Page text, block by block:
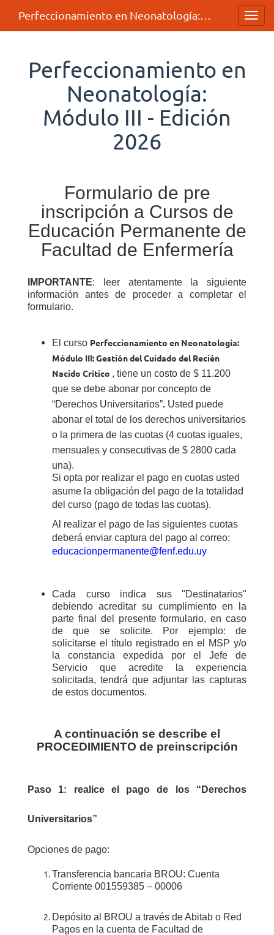
Perfeccionamiento en
Neonatología:
Módulo III - Edición
2026
Formulario de pre
inscripción a Cursos de
Educación Permanente de
Facultad de Enfermería
IMPORTANTE: leer atentamente la siguiente
información antes de proceder a completar el
formulario.
El curso Perfeccionamiento en Neonatología:
Módulo III: Gestión del Cuidado del Recién
Nacido Crítico , tiene un costo de $ 11.200
que se debe abonar por concepto de
“Derechos Universitarios”. Usted puede
abonar el total de los derechos universitarios
o la primera de las cuotas (4 cuotas iguales,
mensuales y consecutivas de $ 2800 cada
una).
Si opta por realizar el pago en cuotas usted
asume la obligación del pago de la totalidad
del curso (pago de todas las cuotas).
Al realizar el pago de las siguientes cuotas
deberá enviar captura del pago al correo:
educacionpermanente@fenf.edu.uy
Cada curso indica sus "Destinatarios"
debiendo acreditar su cumplimiento en la
parte final del presente formulario, en caso
de que se solicite. Por ejemplo: de
solicitarse el título registrado en el MSP y/o
la constancia expedida por el Jefe de
Servicio que acredite la experiencia
solicitada, tendrá que adjuntar las capturas
de estos documentos.
A continuación se describe el
PROCEDIMIENTO de preinscripción
Paso 1: realice el pago de los “Derechos
Universitarios”
Opciones de pago:
Transferencia bancaria BROU: Cuenta
Corriente 001559385 – 00006
Depósito al BROU a través de Abitab o Red
Pagos en la cuenta de Facultad de